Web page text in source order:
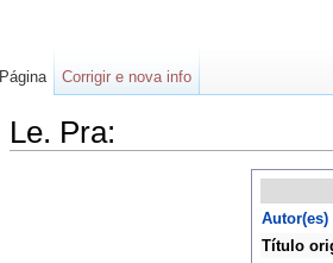
Le. Pra:
Autor(es)
Título
Página Corrigir e nova info